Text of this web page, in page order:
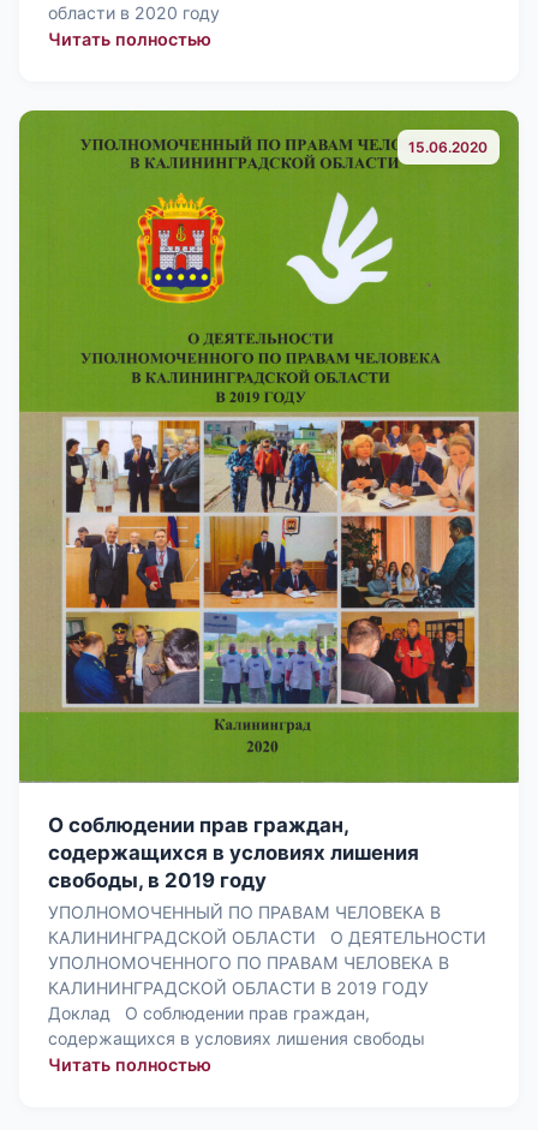
области в 2020 году
Читать полностью: Уполномоченный по правам
15.06.2020
О соблюдении прав граждан,
содержащихся в условиях лишения
свободы, в 2019 году
УПОЛНОМОЧЕННЫЙ ПО ПРАВАМ ЧЕЛОВЕКА В
КАЛИНИНГРАДСКОЙ ОБЛАСТИ О ДЕЯТЕЛЬНОСТИ
УПОЛНОМОЧЕННОГО ПО ПРАВАМ ЧЕЛОВЕКА В
КАЛИНИНГРАДСКОЙ ОБЛАСТИ В 2019 ГОДУ
Доклад О соблюдении прав граждан,
содержащихся в условиях лишения свободы
Читать полностью: О соблюдении прав граждан,